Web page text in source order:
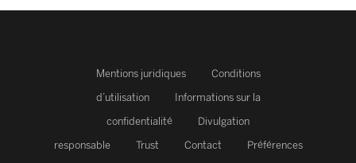
Mentions juridiques
Conditions
d’utilisation
Informations sur la
confidentialité
Divulgation
responsable
Trust Contact Préférences